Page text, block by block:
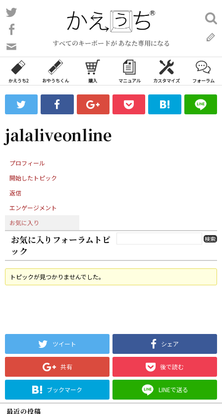
コ
ン
ン
ツ
ス
ッ
プ
すべてのキーボードが あなた専用になる
い
合
わ
フ
ォ
ム
検
索:
かえうち2 おやうちくん 購入 マニュアル カスタマイズ フォーラム
jalaliveonline
プロフィール
開始したトピック
返信
エンゲージメント
お気に入り
お気に入りフォーラムトピ
ック
トピックが見つかりませんでした。
ツイート シェア
共有 後で読む
ブックマーク LINEで送る
最近の投稿